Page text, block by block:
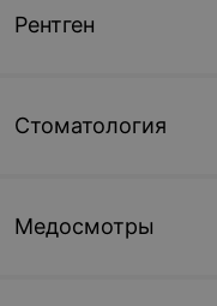
Рентген
Стоматология
Медосмотры